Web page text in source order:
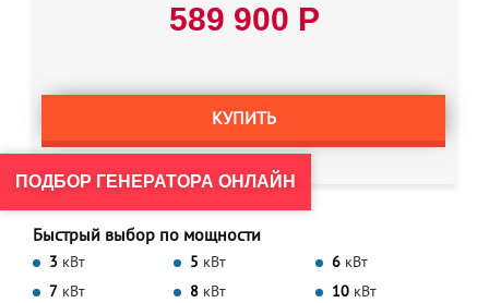
589 900 Р
КУПИТЬ
Быстрый выбор по мощности
3 кВт 5 кВт 6 кВт
7 кВт 8 кВт 10 кВт
ПОДБОР ГЕНЕРАТОРА ОНЛАЙН